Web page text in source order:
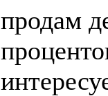
продам